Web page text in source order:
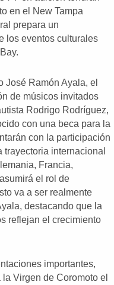
en el New Tampa
prepara un
los eventos culturales
José Ramón Ayala, el
de músicos invitados
Rodrigo Rodríguez,
con una beca para la
con la participación
internacional
Francia,
el rol de
va a ser realmente
destacando que la
reflejan el crecimiento
importantes,
Virgen de Coromoto el